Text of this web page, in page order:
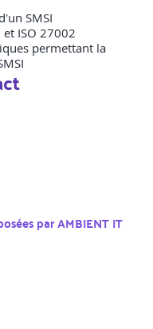
SMSI
ISO 27002
permettant la
parAMBIENT IT